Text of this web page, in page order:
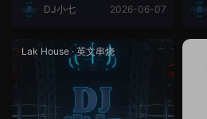
DJ小七 2026-06-07
Lak House ·英文串烧